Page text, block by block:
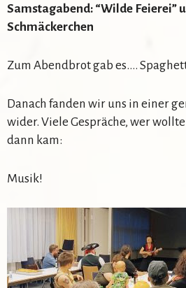
Samstagabend: “Wilde Feierei”
Schmäckerchen
Zum Abendbrot gab es….
Danach fanden wir uns in einer
wider. Viele Gespräche, wer
dann kam:
Musik!